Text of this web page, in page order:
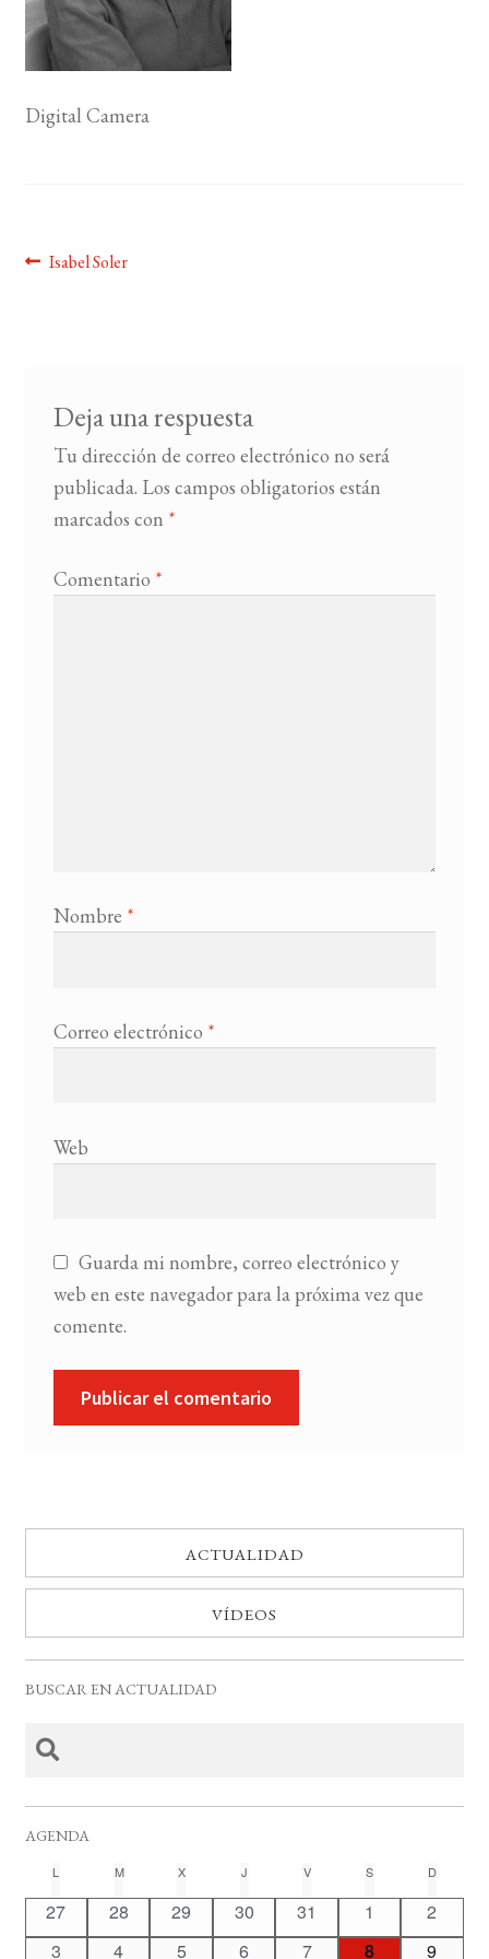
Digital Camera
Navegación
Anterior:
Isabel Soler
Deja una respuesta
Tu dirección de correo electrónico no será
publicada. Los campos obligatorios están
marcados con *
Comentario *
Nombre *
Correo electrónico *
Web
Guarda mi nombre, correo electrónico y
web en este navegador para la próxima vez que
comente.
ACTUALIDAD
VÍDEOS
BUSCAR EN ACTUALIDAD
AGENDA
a
l
L MMARTES XMIÉRCOLES
J VVIERNES SSÁBADO D
0
e
27
0
e
28
0
e
29
0
e
30
0
e
31
0
e
1
0
e
2
0
3
0
4
0
5
0
6
0
7
0
8
0
9